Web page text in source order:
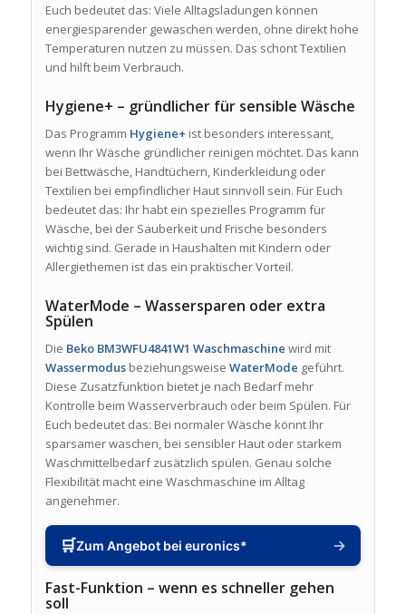
Euch bedeutet das: Viele Alltagsladungen können
energiesparender gewaschen werden, ohne direkt hohe
Temperaturen nutzen zu müssen. Das schont Textilien
und hilft beim Verbrauch.
Hygiene+ – gründlicher für sensible Wäsche
Das Programm Hygiene+ ist besonders interessant,
wenn Ihr Wäsche gründlicher reinigen möchtet. Das kann
bei Bettwäsche, Handtüchern, Kinderkleidung oder
Textilien bei empfindlicher Haut sinnvoll sein. Für Euch
bedeutet das: Ihr habt ein spezielles Programm für
Wäsche, bei der Sauberkeit und Frische besonders
wichtig sind. Gerade in Haushalten mit Kindern oder
Allergiethemen ist das ein praktischer Vorteil.
WaterMode – Wassersparen oder extra
Spülen
Die Beko BM3WFU4841W1 Waschmaschine wird mit
Wassermodusbeziehungsweise WaterMode geführt.
Diese Zusatzfunktion bietet je nach Bedarf mehr
Kontrolle beim Wasserverbrauch oder beim Spülen. Für
Euch bedeutet das: Bei normaler Wäsche könnt Ihr
sparsamer waschen, bei sensibler Haut oder starkem
Waschmittelbedarf zusätzlich spülen. Genau solche
Flexibilität macht eine Waschmaschine im Alltag
angenehmer.
🛒Zum Angebot bei euronics* →
Fast-Funktion – wenn es schneller gehen
soll